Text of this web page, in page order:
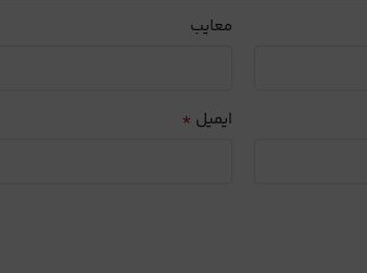
معایب
ایمیل *